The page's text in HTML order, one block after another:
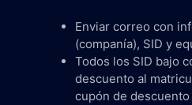
Enviar correo con
(companía), SID y
Todos los SID bajo
descuento al
cupón de descuento